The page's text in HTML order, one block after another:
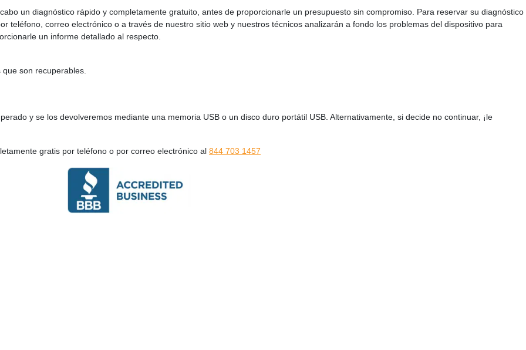
un diagnóstico rápido y completamente gratuito, antes de proporcionarle un presupuesto sin compromiso. Para reservar su diagnóstico
teléfono, correo electrónico o a través de nuestro sitio web y nuestros técnicos analizarán a fondo los problemas del dispositivo para
un informe detallado al respecto.
son recuperables.
y se los devolveremos mediante una memoria USB o un disco duro portátil USB. Alternativamente, si decide no continuar, ¡le
gratis por teléfono o por correo electrónico al 844 703 1457